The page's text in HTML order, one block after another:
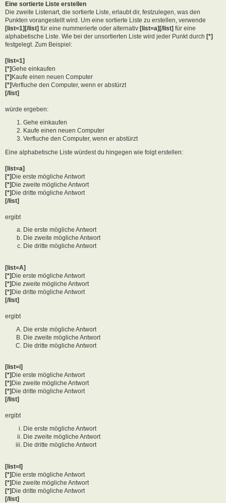
Eine sortierte Liste erstellen
Die zweite Listenart, die sortierte Liste, erlaubt dir, festzulegen, was den
Punkten vorangestellt wird. Um eine sortierte Liste zu erstellen, verwende
[list=1][/list] für eine nummerierte oder alternativ [list=a][/list] für eine
alphabetische Liste. Wie bei der unsortierten Liste wird jeder Punkt durch [*]
festgelegt. Zum Beispiel:
[list=1]
[*]Gehe einkaufen
[*] Kaufe einen neuen Computer
[*]Verfluche den Computer, wenn er abstürzt
[/list]
würde ergeben:
Gehe einkaufen
Kaufe einen neuen Computer
Verfluche den Computer, wenn er abstürzt
Eine alphabetische Liste würdest du hingegen wie folgt erstellen:
[list=a]
[*]Die erste mögliche Antwort
[*]Die zweite mögliche Antwort
[*]Die dritte mögliche Antwort
[/list]
ergibt
Die erste mögliche Antwort
Die zweite mögliche Antwort
Die dritte mögliche Antwort
[list=A]
[*] Die erste mögliche Antwort
[*] Die zweite mögliche Antwort
[*] Die dritte mögliche Antwort
[/list]
ergibt
Die erste mögliche Antwort
Die zweite mögliche Antwort
Die dritte mögliche Antwort
[list=i]
[*] Die erste mögliche Antwort
[*] Die zweite mögliche Antwort
[*] Die dritte mögliche Antwort
[/list]
ergibt
Die erste mögliche Antwort
Die zweite mögliche Antwort
Die dritte mögliche Antwort
[list=I]
[*]Die erste mögliche Antwort
[*]Die zweite mögliche Antwort
[*]Die dritte mögliche Antwort
[/list]